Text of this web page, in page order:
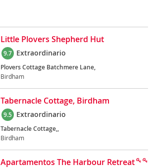
Little Plovers Shepherd Hut
9.7 Extraordinario
Plovers Cottage Batchmere Lane,
Birdham
Tabernacle Cottage, Birdham
9.5 Extraordinario
Tabernacle Cottage,,
Birdham
Apartamentos The Harbour Retreat